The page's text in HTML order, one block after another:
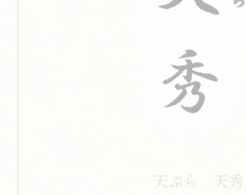
天ぷら 天秀